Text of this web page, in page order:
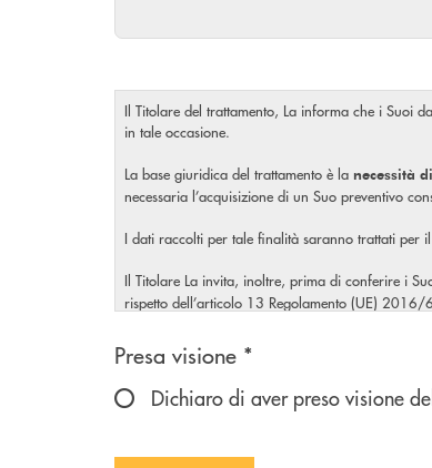
Il Titolare del trattamento, La informa che i Suoi
in tale occasione.
La base giuridica del trattamento è la necessità
necessaria l’acquisizione di un Suo preventivo
I dati raccolti per tale finalità saranno trattati per
Il Titolare La invita, inoltre, prima di conferire i
rispetto dell’articolo 13 Regolamento (UE) 2016/
Scegliere un'opzione
Presa visione *
Dichiaro di aver preso visione